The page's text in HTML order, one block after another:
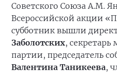
Советского Союза А.М.
Всероссийской акции
субботник вышли
Заболотских, секретарь
партии, председатель
Валентина Таникеева,